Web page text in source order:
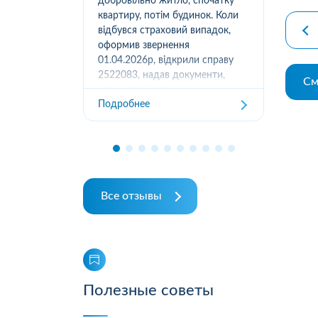
квартиру, потім будинок. Коли
відбувся страховий випадок,
оформив звернення
01.04.2026р, відкрили справу
2522083, надав документи,
отримав підтвердження
отримання, взяли в роботу. 2
місяці жодного повідомлення
Подробнее
Все отзывы
Полезные советы